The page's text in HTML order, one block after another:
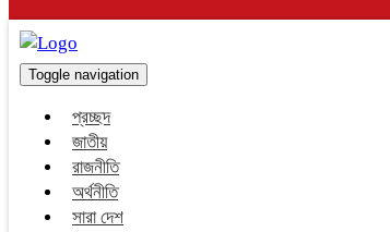
Toggle navigation
প্রচ্ছদ
জাতীয়
রাজনীতি
অর্থনীতি
সারা দেশ